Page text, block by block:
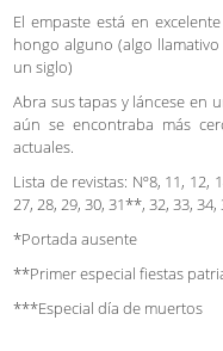
El empaste está en
hongo alguno (algo
un siglo)
Abra sus tapas y láncese en
aún se encontraba más
actuales.
Lista de revistas: Nº8, 11, 12,
27, 28, 29, 30, 31**, 32, 33,
*Portada ausente
**Primer especial fiestas
***Especial día de muertos